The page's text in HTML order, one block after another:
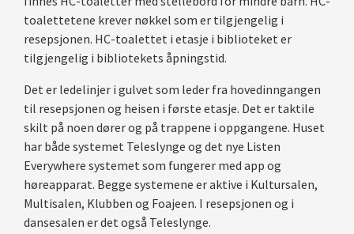
toalettetene krever nøkkel som er tilgjengelig i
resepsjonen. HC-toalettet i etasje i biblioteket er
tilgjengelig i bibliotekets åpningstid.
Det er ledelinjer i gulvet som leder fra hovedinngangen
til resepsjonen og heisen i første etasje. Det er taktile
skilt på noen dører og på trappene i oppgangene. Huset
har både systemet Teleslynge og det nye Listen
Everywhere systemet som fungerer med app og
høreapparat. Begge systemene er aktive i Kultursalen,
Multisalen, Klubben og Foajeen. I resepsjonen og i
dansesalen er det også Teleslynge.